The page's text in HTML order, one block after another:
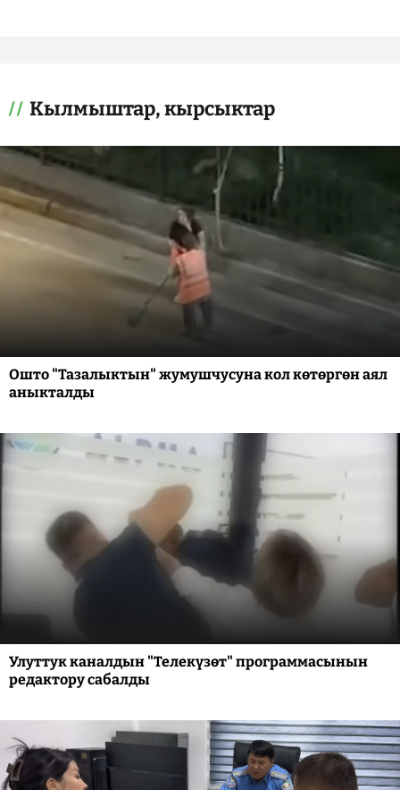
Кылмыштар, кырсыктар
Ошто "Тазалыктын" жумушчусуна кол көтөргөн аял
аныкталды
Улуттук каналдын "Телекүзөт" программасынын
редактору сабалды